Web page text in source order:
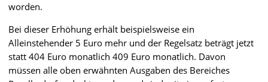
worden.
Bei dieser Erhöhung erhält beispielsweise ein
Alleinstehender 5 Euro mehr und der Regelsatz beträgt jetzt
statt 404 Euro monatlich 409 Euro monatlich. Davon
müssen alle oben erwähnten Ausgaben des Bereiches